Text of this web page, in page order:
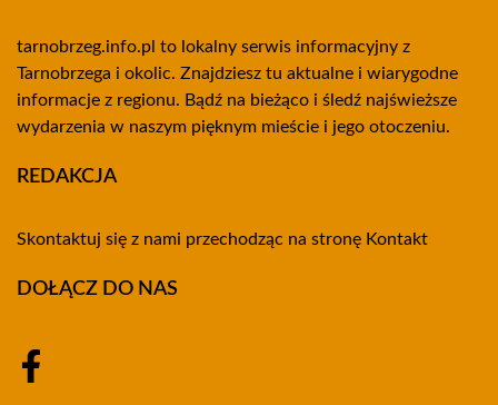
tarnobrzeg.info.pl to lokalny serwis informacyjny z
Tarnobrzega i okolic. Znajdziesz tu aktualne i wiarygodne
informacje z regionu. Bądź na bieżąco i śledź najświeższe
wydarzenia w naszym pięknym mieście i jego otoczeniu.
REDAKCJA
Skontaktuj się z nami przechodząc na stronę Kontakt
DOŁĄCZ DO NAS